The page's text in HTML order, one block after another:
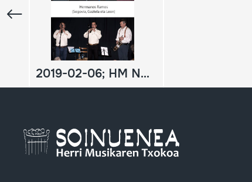
2019-02-06; HM Neguko kontzertua; Caubet gogoan; Hermanos Ramos (Segovia); DIGITALA